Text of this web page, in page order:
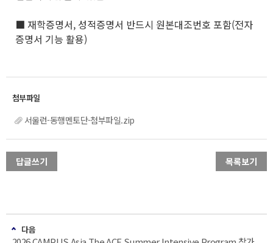
■ 재학증명서, 성적증명서 반드시 원본대조번호 포함(전자
증명서 기능 활용)
서울런-동행멘토단-첨부파일.zip
답글쓰기 목록보기
다음